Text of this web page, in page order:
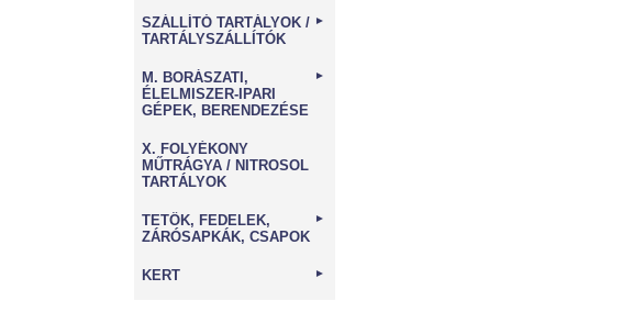
SZÁLLÍTÓ TARTÁLYOK /
TARTÁLYSZÁLLÍTÓK
►
M. BORÁSZATI,
ÉLELMISZER-IPARI
GÉPEK, BERENDEZÉSE
►
X. FOLYÉKONY
MŰTRÁGYA / NITROSOL
TARTÁLYOK
TETŐK, FEDELEK,
ZÁRÓSAPKÁK, CSAPOK
►
KERT ►